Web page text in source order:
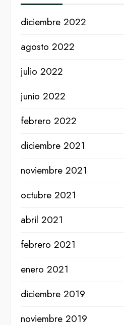
diciembre 2022
agosto 2022
julio 2022
junio 2022
febrero 2022
diciembre 2021
noviembre 2021
octubre 2021
abril 2021
febrero 2021
enero 2021
diciembre 2019
noviembre 2019